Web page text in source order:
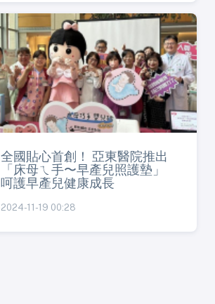
全國貼心首創！ 亞東醫院推出
「床母ㄟ手〜早產兒照護墊」
呵護早產兒健康成長
2024-11-19 00:28